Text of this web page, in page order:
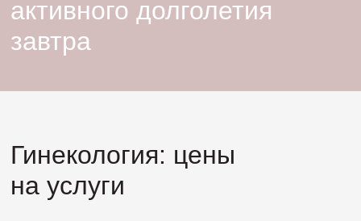
активного долголетия
завтра
Гинекология: цены
на услуги